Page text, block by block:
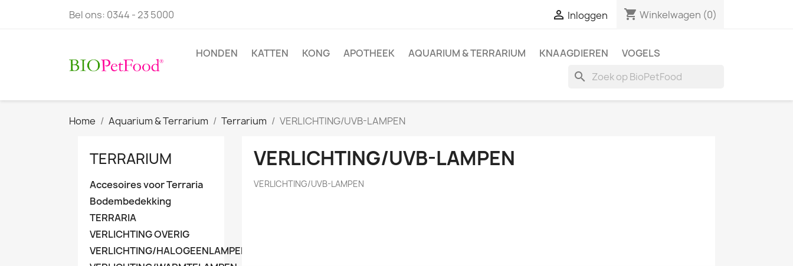
Bel ons: 0344 - 23 5000  Inloggen shopping_cart Winkelwagen (0)
HONDEN KATTEN KONG APOTHEEK AQUARIUM & TERRARIUM KNAAGDIEREN VOGELS
search
Home Aquarium & Terrarium Terrarium VERLICHTING/UVB-LAMPEN
TERRARIUM
Accesoires voor Terraria
Bodembedekking
TERRARIA
VERLICHTING OVERIG
VERLICHTING/HALOGEENLAMPEN
VERLICHTING/UVB-LAMPEN
VERLICHTING/UVB-LAMPEN